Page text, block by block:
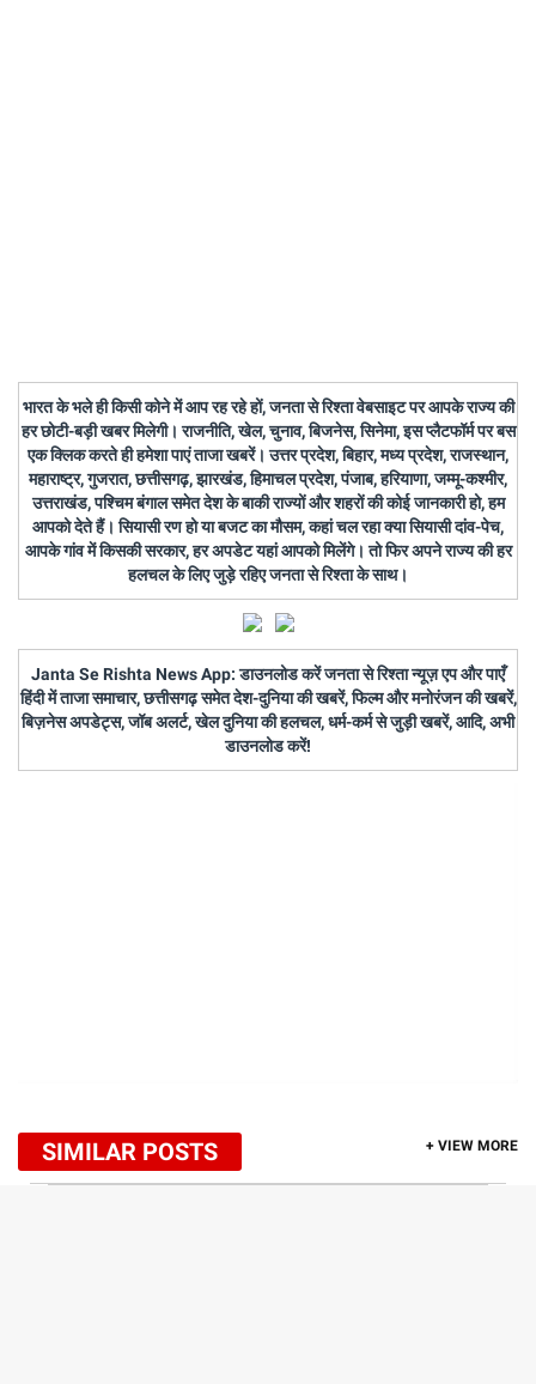
भारत के भले ही किसी कोने में आप रह रहे हों, जनता से रिश्ता वेबसाइट पर आपके राज्य की
हर छोटी-बड़ी खबर मिलेगी। राजनीति, खेल, चुनाव, बिजनेस, सिनेमा, इस प्लैटफॉर्म पर बस
एक क्लिक करते ही हमेशा पाएं ताजा खबरें। उत्तर प्रदेश, बिहार, मध्य प्रदेश, राजस्थान,
महाराष्ट्र, गुजरात, छत्तीसगढ़, झारखंड, हिमाचल प्रदेश, पंजाब, हरियाणा, जम्मू-कश्मीर,
उत्तराखंड, पश्चिम बंगाल समेत देश के बाकी राज्यों और शहरों की कोई जानकारी हो, हम
आपको देते हैं। सियासी रण हो या बजट का मौसम, कहां चल रहा क्या सियासी दांव-पेच,
आपके गांव में किसकी सरकार, हर अपडेट यहां आपको मिलेंगे। तो फिर अपने राज्य की हर
हलचल के लिए जुड़े रहिए जनता से रिश्ता के साथ।
Janta Se Rishta News App: डाउनलोड करें जनता से रिश्ता न्यूज़ एप और पाएँ
हिंदी में ताजा समाचार, छत्तीसगढ़ समेत देश-दुनिया की खबरें, फिल्म और मनोरंजन की खबरें,
बिज़नेस अपडेट्स, जॉब अलर्ट, खेल दुनिया की हलचल, धर्म-कर्म से जुड़ी खबरें, आदि, अभी
डाउनलोड करें!
SIMILAR POSTS + VIEW MORE